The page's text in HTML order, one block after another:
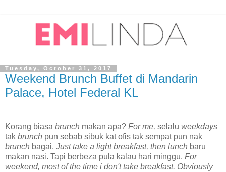
Tuesday, October 31, 2017
Weekend Brunch Buffet di Mandarin
Palace, Hotel Federal KL
Korang biasa brunch makan apa? For me, selalu weekdays
tak brunch pun sebab sibuk kat ofis tak sempat pun nak
brunch bagai. Just take a light breakfast, then lunch baru
makan nasi. Tapi berbeza pula kalau hari minggu. For
weekend, most of the time i don't take breakfast. Obviously